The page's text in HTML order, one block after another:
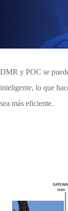
DMR y POC se
inteligente, lo que
sea más eficiente.